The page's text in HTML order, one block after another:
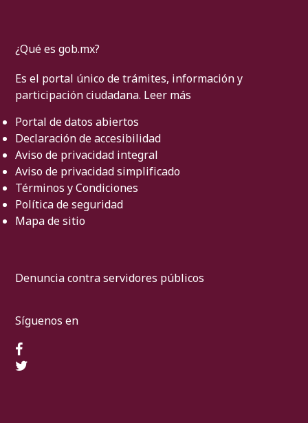
¿Qué es gob.mx?
Es el portal único de trámites, información y
participación ciudadana. Leer más
Portal de datos abiertos
Declaración de accesibilidad
Aviso de privacidad integral
Aviso de privacidad simplificado
Términos y Condiciones
Política de seguridad
Mapa de sitio
Denuncia contra servidores públicos
Síguenos en